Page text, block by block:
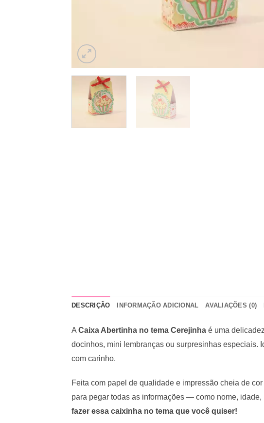
DESCRIÇÃO INFORMAÇÃO ADICIONAL AVALIAÇÕES (0)
ACaixa Abertinha no tema Cerejinha é uma
docinhos, mini lembranças ou surpresinhas especiais.
com carinho.
Feita com papel de qualidade e impressão cheia de
para pegar todas as informações — como nome,
fazer essa caixinha no tema que você quiser!